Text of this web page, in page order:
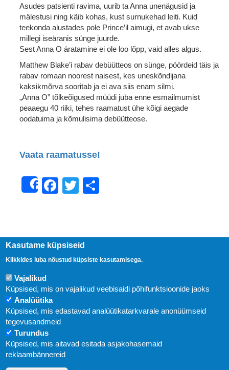
Asudes patsienti ravima, uurib ta Anna unenägusid ja
mälestusi ning käib kohas, kust surnukehad leiti. Kuid
teekonda alustades pole Prince’il aimugi, et avab ukse
millegi iseäranis sünge juurde.
Sest Anna O äratamine ei ole loo lõpp, vaid alles algus.
Matthew Blake’i rabav debüütteos on sünge, pöördeid täis ja
rabav romaan noorest naisest, kes uneskõndijana
kaksikmõrva sooritab ja ei ava siis enam silmi.
„Anna O” tõlkeõigused müüdi juba enne esmailmumist
peaaegu 40 riiki, tehes raamatust ühe kõigi aegade
oodatuima ja kõmulisima debüütteose.
Vaata raamatusse!
ShareFacebook
Twitter
Uudised
KIRJASTUS PEGASUS OÜ © 2020
Kasutame küpsiseid
Klikkides luba nõustud küpsiste kasutamisega.
Vajalikud
Küpsised, mis on vajalikud veebisaidi põhifunktsioonide jaoks
Analüütika
Küpsised, mis edastavad analüütikatarkvarale anonüümseid
tegevusandmeid
Turundus
Küpsised, mis aitavad esitada asjakohasemaid
reklaambännereid